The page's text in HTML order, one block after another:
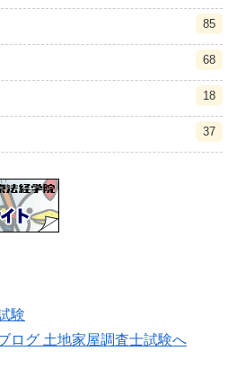
85
68
18
37
験